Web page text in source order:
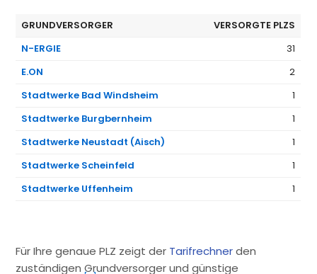
GRUNDVERSORGER
VERSORGTE PLZS
N-ERGIE
31
E.ON
2
Stadtwerke Bad Windsheim
1
Stadtwerke Burgbernheim
1
Stadtwerke Neustadt (Aisch)
1
Stadtwerke Scheinfeld
1
Stadtwerke Uffenheim
1
Für Ihre genaue PLZ zeigt der Tarifrechnerden
zuständigen Grundversorger und günstige